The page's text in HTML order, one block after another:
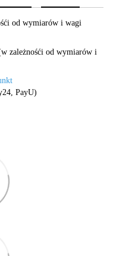
od wymiarów i wagi
zależnośći od wymiarów i
PayU)